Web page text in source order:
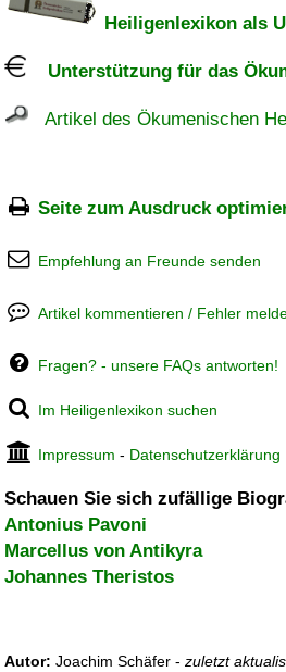
Heiligenlexikon als
Unterstützung für das
Artikel des Ökumenischen
Seite zum Ausdruck
Empfehlung an Freunde senden
Artikel kommentieren / Fehler
Fragen? - unsere FAQs antworten!
Im Heiligenlexikon suchen
Impressum - Datenschutzerklärung
Schauen Sie sich zufällige
Antonius Pavoni
Marcellus von Antikyra
Johannes Theristos
Autor: Joachim Schäfer - zuletzt